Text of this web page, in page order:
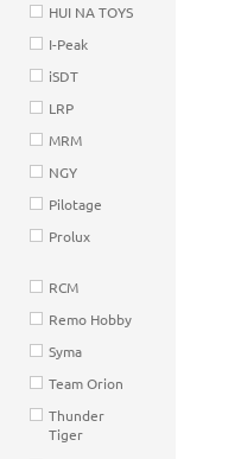
HUI NA TOYS
I-Peak
iSDT
LRP
MRM
NGY
Pilotage
Prolux
RCM
Remo Hobby
Syma
Team Orion
Thunder
Tiger